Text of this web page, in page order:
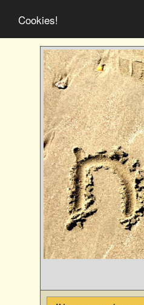
Cookies!